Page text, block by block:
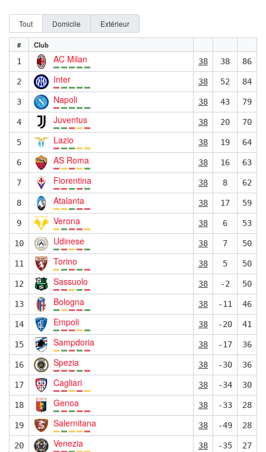
Tout Domicile Extérieur
#
Club
1
AC Milan 38 38 86
2 Inter 38 52 84
3 Napoli 38 43 79
4 Juventus 38 20 70
5 Lazio 38 19 64
6 AS Roma 38 16 63
7 Fiorentina 38 8 62
8 Atalanta 38 17 59
9 Verona 38 6 53
10 Udinese 38 7 50
11 Torino 38 5 50
12 Sassuolo 38 -2 50
13 Bologna 38 -11 46
14 Empoli 38 -20 41
15 Sampdoria 38 -17 36
16 Spezia 38 -30 36
17 Cagliari 38 -34 30
18 Genoa 38 -33 28
19 Salernitana 38 -49 28
20 Venezia 38 -35 27